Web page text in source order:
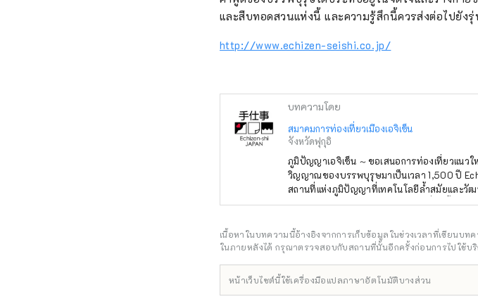
และสืบทอดสวนแห่งนี้ และความรู้สึกนี้ควรส่งต่อไปยัง
http://www.echizen-seishi.co.jp/
บทความโดย
สมาคมการท่องเที่ยวเมืองเอจิเซ็น
จังหวัดฟุกุอิ
ภูมิปัญญาเอจิเซ็น ～ขอเสนอการท่องเที่ยวแนวใหม่ การเดินทา
วิญญาณของบรรพบุรุษมาเป็นเวลา 1,500 ปี
สถานที่แห่งภูมิปัญญาที่เทคโนโลยีล้ำสมัยและวัฒ
และกลายเป็นต้นกำเนิดของการผลิตที่ลึกซึ้งข
นี่และตอนนี้ มีอนาคตที่เกิดจากการแลกเปลี่ยนที่
ค้นหาแสงสว่าง ยินดีต้อนรับสู่เอจิเซ็น
เนื้อหาในบทความนี้อ้างอิงจากการเก็บข้อมูลในช่วงเวลาที่เขียนบ
ในภายหลังได้ กรุณาตรวจสอบกับสถานที่นั้นอีกครั้งก่อนการไปใช้บ
หน้าเว็บไซต์นี้ใช้เครื่องมือแปลภาษาอัตโนมัติบางส่วน